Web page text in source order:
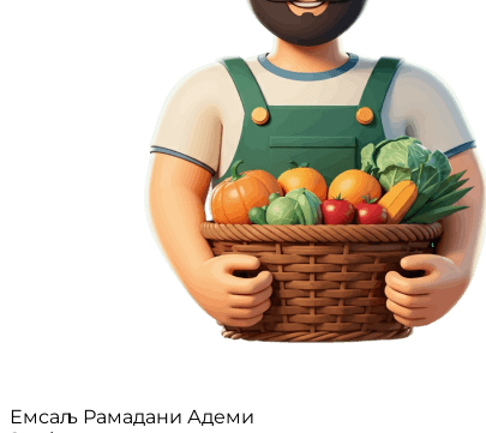
Емсаљ Рамадани Адеми